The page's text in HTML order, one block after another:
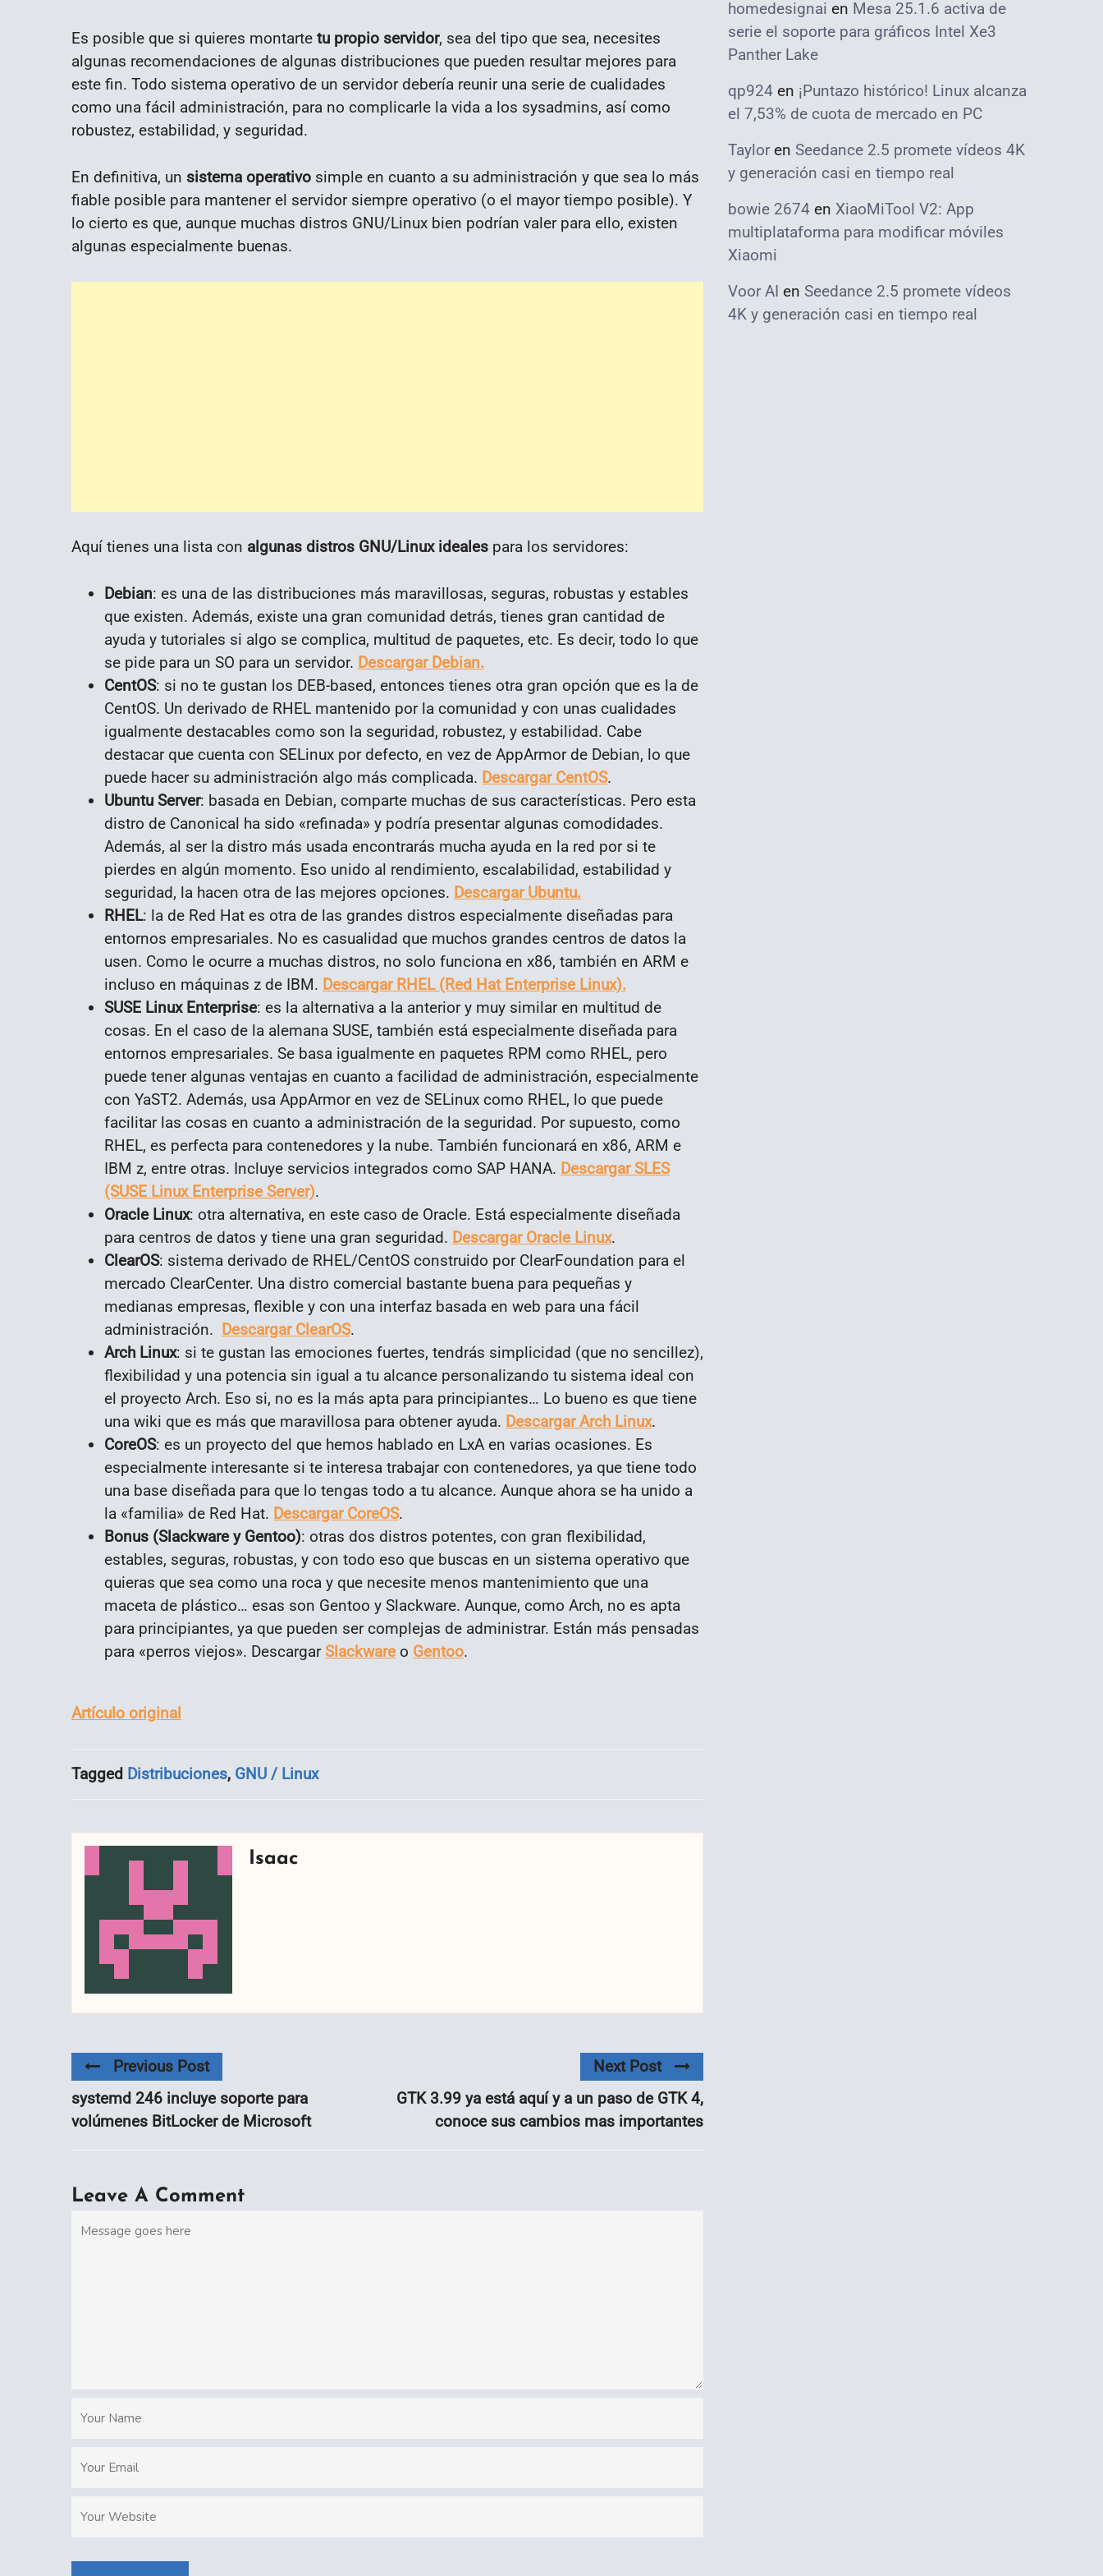
Es posible que si quieres montarte tu propio servidor, sea del tipo que sea, necesites
algunas recomendaciones de algunas distribuciones que pueden resultar mejores para
este fin. Todo sistema operativo de un servidor debería reunir una serie de cualidades
como una fácil administración, para no complicarle la vida a los sysadmins, así como
robustez, estabilidad, y seguridad.
En definitiva, un sistema operativo simple en cuanto a su administración y que sea lo más
fiable posible para mantener el servidor siempre operativo (o el mayor tiempo posible). Y
lo cierto es que, aunque muchas distros GNU/Linux bien podrían valer para ello, existen
algunas especialmente buenas.
Aquí tienes una lista con algunas distros GNU/Linux ideales para los servidores:
Debian: es una de las distribuciones más maravillosas, seguras, robustas y estables
que existen. Además, existe una gran comunidad detrás, tienes gran cantidad de
ayuda y tutoriales si algo se complica, multitud de paquetes, etc. Es decir, todo lo que
se pide para un SO para un servidor. Descargar Debian.
CentOS: si no te gustan los DEB-based, entonces tienes otra gran opción que es la de
CentOS. Un derivado de RHEL mantenido por la comunidad y con unas cualidades
igualmente destacables como son la seguridad, robustez, y estabilidad. Cabe
destacar que cuenta con SELinux por defecto, en vez de AppArmor de Debian, lo que
puede hacer su administración algo más complicada. Descargar CentOS.
Ubuntu Server: basada en Debian, comparte muchas de sus características. Pero esta
distro de Canonical ha sido «refinada» y podría presentar algunas comodidades.
Además, al ser la distro más usada encontrarás mucha ayuda en la red por si te
pierdes en algún momento. Eso unido al rendimiento, escalabilidad, estabilidad y
seguridad, la hacen otra de las mejores opciones. Descargar Ubuntu.
RHEL: la de Red Hat es otra de las grandes distros especialmente diseñadas para
entornos empresariales. No es casualidad que muchos grandes centros de datos la
usen. Como le ocurre a muchas distros, no solo funciona en x86, también en ARM e
incluso en máquinas z de IBM. Descargar RHEL (Red Hat Enterprise Linux).
SUSE Linux Enterprise: es la alternativa a la anterior y muy similar en multitud de
cosas. En el caso de la alemana SUSE, también está especialmente diseñada para
entornos empresariales. Se basa igualmente en paquetes RPM como RHEL, pero
puede tener algunas ventajas en cuanto a facilidad de administración, especialmente
con YaST2. Además, usa AppArmor en vez de SELinux como RHEL, lo que puede
facilitar las cosas en cuanto a administración de la seguridad. Por supuesto, como
RHEL, es perfecta para contenedores y la nube. También funcionará en x86, ARM e
IBM z, entre otras. Incluye servicios integrados como SAP HANA. Descargar SLES
(SUSE Linux Enterprise Server).
Oracle Linux: otra alternativa, en este caso de Oracle. Está especialmente diseñada
para centros de datos y tiene una gran seguridad. Descargar Oracle Linux.
ClearOS: sistema derivado de RHEL/CentOS construido por ClearFoundation para el
mercado ClearCenter. Una distro comercial bastante buena para pequeñas y
medianas empresas, flexible y con una interfaz basada en web para una fácil
administración.
Descargar ClearOS.
Arch Linux: si te gustan las emociones fuertes, tendrás simplicidad (que no sencillez),
flexibilidad y una potencia sin igual a tu alcance personalizando tu sistema ideal con
el proyecto Arch. Eso si, no es la más apta para principiantes… Lo bueno es que tiene
una wiki que es más que maravillosa para obtener ayuda. Descargar Arch Linux.
CoreOS: es un proyecto del que hemos hablado en LxA en varias ocasiones. Es
especialmente interesante si te interesa trabajar con contenedores, ya que tiene todo
una base diseñada para que lo tengas todo a tu alcance. Aunque ahora se ha unido a
la «familia» de Red Hat. Descargar CoreOS.
Bonus (Slackware y Gentoo): otras dos distros potentes, con gran flexibilidad,
estables, seguras, robustas, y con todo eso que buscas en un sistema operativo que
quieras que sea como una roca y que necesite menos mantenimiento que una
maceta de plástico… esas son Gentoo y Slackware. Aunque, como Arch, no es apta
para principiantes, ya que pueden ser complejas de administrar. Están más pensadas
para «perros viejos». DescargarSlackwareo Gentoo.
Artículo original
Tagged Distribuciones, GNU / Linux
Isaac
Previous Post
systemd 246 incluye soporte para
volúmenes BitLocker de Microsoft
Next Post
GTK 3.99 ya está aquí y a un paso de GTK 4,
conoce sus cambios mas importantes
Leave A Comment
homedesignai en Mesa 25.1.6 activa de
serie el soporte para gráficos Intel Xe3
Panther Lake
qp924 en ¡Puntazo histórico! Linux alcanza
el 7,53% de cuota de mercado en PC
Taylor en Seedance 2.5 promete vídeos 4K
y generación casi en tiempo real
bowie 2674 en XiaoMiTool V2: App
multiplataforma para modificar móviles
Xiaomi
Voor AI en Seedance 2.5 promete vídeos
4K y generación casi en tiempo real